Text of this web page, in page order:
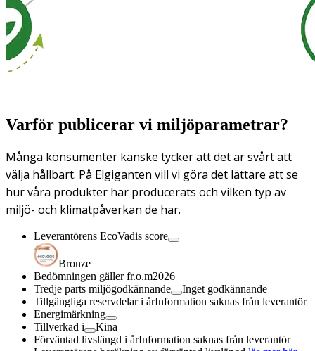
Varför publicerar vi miljöparametrar?
Många konsumenter kanske tycker att det är svårt att
välja hållbart. På Elgiganten vill vi göra det lättare att se
hur våra produkter har producerats och vilken typ av
miljö- och klimatpåverkan de har.
Leverantörens EcoVadis score
Bronze
Bedömningen gäller fr.o.m2026
Tredje parts miljögodkännande
Inget godkännande
Tillgängliga reservdelar i årInformation saknas från leverantör
Energimärkning
Tillverkad i
Kina
Förväntad livslängd i årInformation saknas från leverantör